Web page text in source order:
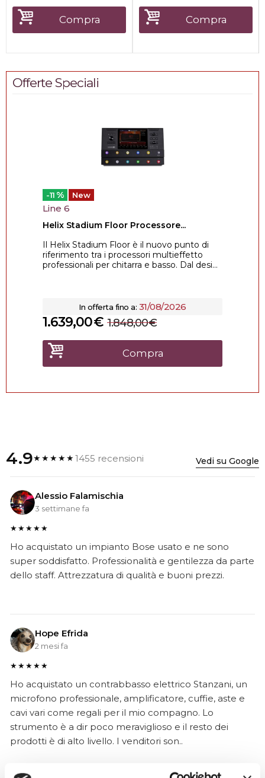
Compra Compra
Offerte Speciali
-11 % New
Line 6
Helix Stadium Floor Processore...
Il Helix Stadium Floor è il nuovo punto di
riferimento tra i processori multieffetto
professionali per chitarra e basso. Dal desi...
In offerta fino a: 31/08/2026
€
1.639,00 €
1.848,00
Compra
4.9★★★★★1455 recensioni Vedi su Google
Alessio Falamischia
3 settimane fa
★★★★★
Ho acquistato un impianto Bose usato e ne sono
super soddisfatto. Professionalità e gentilezza da parte
dello staff. Attrezzatura di qualità e buoni prezzi.
Hope Efrida
2 mesi fa
★★★★★
Ho acquistato un contrabbasso elettrico Stanzani, un
microfono professionale, amplificatore, cuffie, aste e
cavi vari come regali per il mio compagno. Lo
strumento è a dir poco meraviglioso e il resto dei
prodotti è di alto livello. I venditori son..